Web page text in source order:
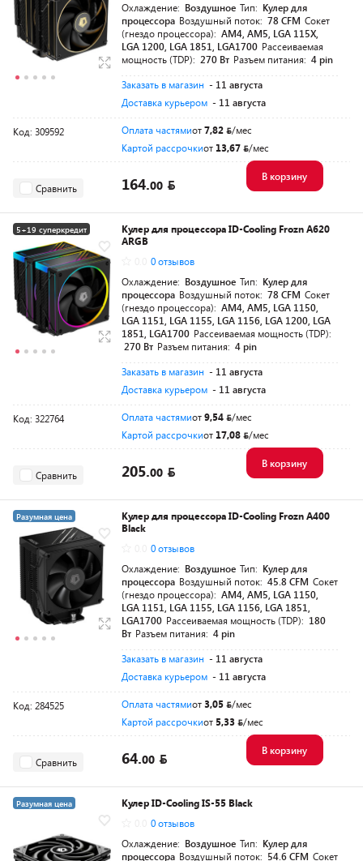
Охлаждение: Воздушное Тип: Кулер для
процессора Воздушный поток: 78 CFM Сокет
(гнездо процессора): AM4, AM5, LGA 115X,
LGA 1200, LGA 1851, LGA1700 Рассеиваемая
мощность (TDP): 270 Вт Разъем питания: 4 pin
Заказать в магазин - 11 августа
Доставка курьером - 11 августа
Код: 309592 Оплата частямиот7,82
/мес
Картой рассрочкиот 13,67 /мес
Сравнить 164.00
В корзину
5+19 суперкредит
Разумная цена
Кулер для процессора ID-Cooling Frozn A620
ARGB
0 отзывов
Охлаждение: Воздушное Тип: Кулер для
процессора Воздушный поток: 78 CFM Сокет
(гнездо процессора): AM4, AM5, LGA 1150,
LGA 1151, LGA 1155, LGA 1156, LGA 1200, LGA
1851, LGA1700 Рассеиваемая мощность (TDP):
270 Вт Разъем питания: 4 pin
Заказать в магазин - 11 августа
Доставка курьером - 11 августа
Код: 322764 Оплата частямиот9,54
/мес
Картой рассрочкиот 17,08 /мес
Сравнить 205.00
В корзину
Разумная цена
Кулер для процессора ID-Cooling Frozn A400
Black
0 отзывов
Охлаждение: Воздушное Тип: Кулер для
процессора Воздушный поток: 45.8 CFM Сокет
(гнездо процессора): AM4, AM5, LGA 1150,
LGA 1151, LGA 1155, LGA 1156, LGA 1851,
LGA1700 Рассеиваемая мощность (TDP): 180
Вт Разъем питания: 4 pin
Заказать в магазин - 11 августа
Доставка курьером - 11 августа
Код: 284525 Оплата частямиот3,05
/мес
Картой рассрочкиот 5,33 /мес
Сравнить 64.00
В корзину
Разумная цена
Кулер ID-Cooling IS-55 Black
0 отзывов
Охлаждение: Воздушное Тип: Кулер для
процессора Воздушный поток: 54.6 CFM Сокет